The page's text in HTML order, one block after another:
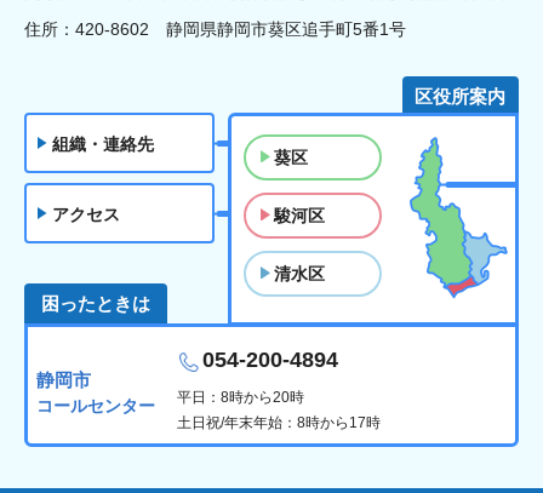
住所：420-8602 静岡県静岡市葵区追手町5番1号
組織・連絡先
アクセス
区役所案内
葵区
駿河区
清水区
困ったときは
静岡市
コールセンター
054-200-4894
平日：8時から20時
土日祝/年末年始：8時から17時